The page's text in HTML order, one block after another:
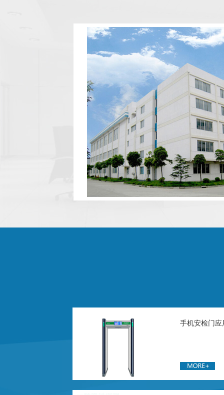
便携式X光机四肢拍摄 移动式X光
手机安检门应
手机安检门应用